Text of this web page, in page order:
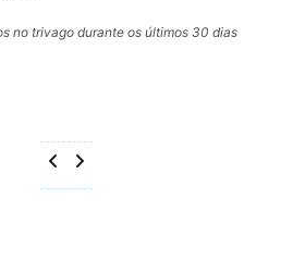
no trivago durante os últimos 30 dias